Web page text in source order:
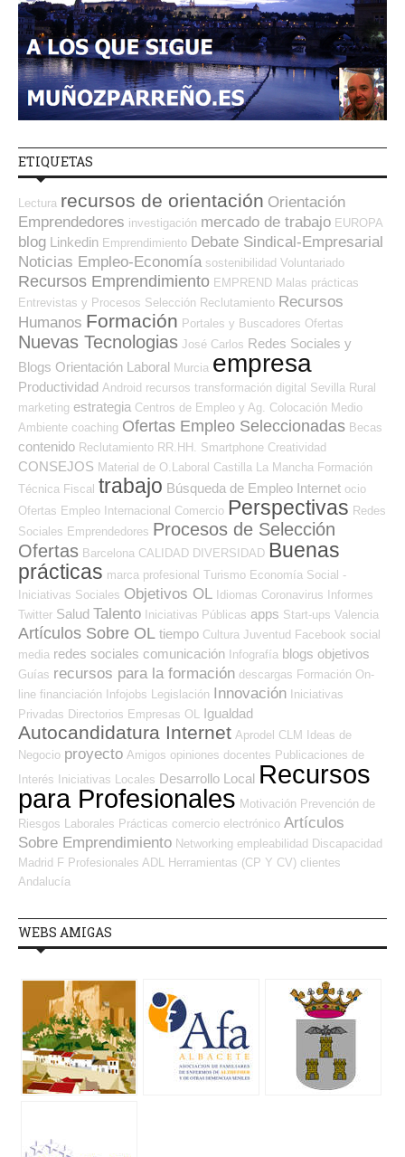
ETIQUETAS
Lectura recursos de orientación Orientación
Emprendedores investigación mercado de trabajo EUROPA
blog Linkedin Emprendimiento Debate Sindical-Empresarial
Noticias Empleo-Economía sostenibilidad Voluntariado
Recursos Emprendimiento EMPREND Malas prácticas
Entrevistas y Procesos Selección Reclutamiento Recursos
Humanos Formación Portales y Buscadores Ofertas
Nuevas Tecnologias José Carlos Redes Sociales y
Blogs Orientación Laboral Murcia empresa
Productividad Android recursos transformación digital Sevilla Rural
marketing estrategia Centros de Empleo y Ag. Colocación Medio
Ambiente coaching Ofertas Empleo Seleccionadas Becas
contenido Reclutamiento RR.HH. Smartphone Creatividad
CONSEJOS Material de O.Laboral Castilla La Mancha Formación
Técnica Fiscal trabajo Búsqueda de Empleo Internet ocio
Ofertas Empleo Internacional Comercio Perspectivas Redes
Sociales Emprendedores Procesos de Selección
Ofertas Barcelona CALIDAD DIVERSIDAD Buenas
prácticas marca profesional Turismo Economía Social -
Iniciativas Sociales Objetivos OL Idiomas Coronavirus
Informes
Twitter Salud Talento Iniciativas Públicas apps Start-ups Valencia
Artículos Sobre OL tiempo Cultura Juventud Facebook social
media redes sociales comunicación Infografía blogs objetivos
Guías recursos para la formación descargas Formación On-
line financiación Infojobs Legislación Innovación Iniciativas
Privadas Directorios Empresas OL Igualdad
Autocandidatura Internet Aprodel CLM
Ideas de
Negocio proyecto Amigos opiniones docentes Publicaciones de
Interés
Iniciativas Locales Desarrollo Local Recursos
para Profesionales Motivación Prevención de
Riesgos Laborales Prácticas comercio electrónico Artículos
Sobre Emprendimiento Networking empleabilidad Discapacidad
Madrid F Profesionales ADL Herramientas (CP Y CV) clientes
Andalucía
WEBS AMIGAS